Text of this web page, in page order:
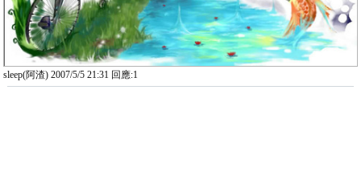
sleep(阿渣) 2007/5/5 21:31 回應:1